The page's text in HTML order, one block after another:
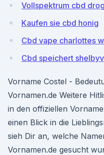
Vollspektrum cbd
Kaufen sie cbd honig
Cbd vape charlottes
Cbd speichert
Vorname Costel -
Vornamen.de Weitere
in den offiziellen
einen Blick in die
sieh Dir an, welche
Vornamen.de gesucht